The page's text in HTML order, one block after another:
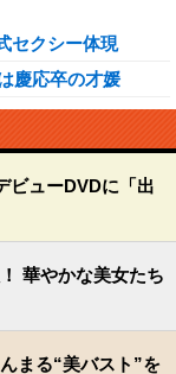
セクシー体現
慶応卒の才媛
ビューDVDに「出
華やかな美女たち
まる“美バスト”を